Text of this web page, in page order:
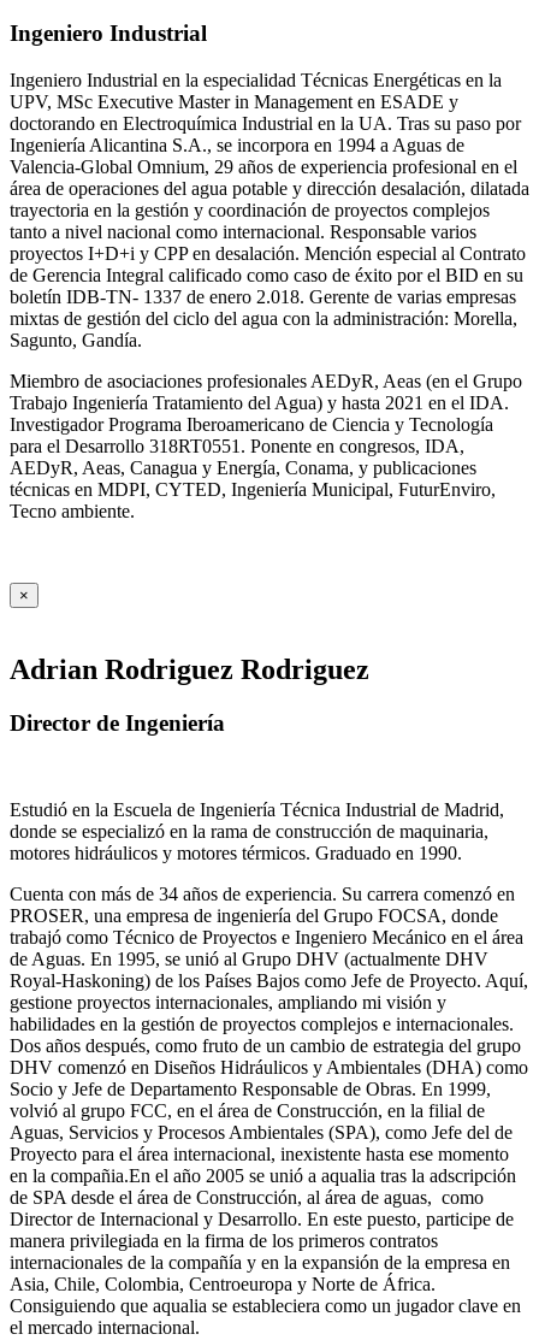
Ingeniero Industrial
Ingeniero Industrial en la especialidad Técnicas Energéticas en la
UPV, MSc Executive Master in Management en ESADE y
doctorando en Electroquímica Industrial en la UA. Tras su paso por
Ingeniería Alicantina S.A., se incorpora en 1994 a Aguas de
Valencia-Global Omnium, 29 años de experiencia profesional en el
área de operaciones del agua potable y dirección desalación, dilatada
trayectoria en la gestión y coordinación de proyectos complejos
tanto a nivel nacional como internacional. Responsable varios
proyectos I+D+i y CPP en desalación. Mención especial al Contrato
de Gerencia Integral calificado como caso de éxito por el BID en su
boletín IDB-TN- 1337 de enero 2.018. Gerente de varias empresas
mixtas de gestión del ciclo del agua con la administración: Morella,
Sagunto, Gandía.
Miembro de asociaciones profesionales AEDyR, Aeas (en el Grupo
Trabajo Ingeniería Tratamiento del Agua) y hasta 2021 en el IDA.
Investigador Programa Iberoamericano de Ciencia y Tecnología
para el Desarrollo 318RT0551. Ponente en congresos, IDA,
AEDyR, Aeas, Canagua y Energía, Conama, y publicaciones
técnicas en MDPI, CYTED, Ingeniería Municipal, FuturEnviro,
Tecno ambiente.
×
Adrian Rodriguez Rodriguez
Director de Ingeniería
Estudió en la Escuela de Ingeniería Técnica Industrial de Madrid,
donde se especializó en la rama de construcción de maquinaria,
motores hidráulicos y motores térmicos. Graduado en 1990.
Cuenta con más de 34 años de experiencia. Su carrera comenzó en
PROSER, una empresa de ingeniería del Grupo FOCSA, donde
trabajó como Técnico de Proyectos e Ingeniero Mecánico en el área
de Aguas. En 1995, se unió al Grupo DHV (actualmente DHV
Royal-Haskoning) de los Países Bajos como Jefe de Proyecto. Aquí,
gestione proyectos internacionales, ampliando mi visión y
habilidades en la gestión de proyectos complejos e internacionales.
Dos años después, como fruto de un cambio de estrategia del grupo
DHV comenzó en Diseños Hidráulicos y Ambientales (DHA) como
Socio y Jefe de Departamento Responsable de Obras. En 1999,
volvió al grupo FCC, en el área de Construcción, en la filial de
Aguas, Servicios y Procesos Ambientales (SPA), como Jefe del de
Proyecto para el área internacional, inexistente hasta ese momento
en la compañia.En el año 2005 se unió a aqualia tras la adscripción
de SPA desde el área de Construcción, al área de aguas, como
Director de Internacional y Desarrollo. En este puesto, participe de
manera privilegiada en la firma de los primeros contratos
internacionales de la compañía y en la expansión de la empresa en
Asia, Chile, Colombia, Centroeuropa y Norte de África.
Consiguiendo que aqualia se estableciera como un jugador clave en
el mercado internacional.